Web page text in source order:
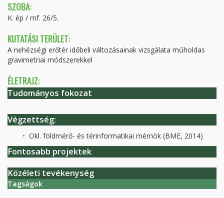
SZOBA:
K. ép / mf. 26/5.
KUTATÁSI TERÜLET:
A nehézségi erőtér időbeli változásainak vizsgálata műholdas
gravimetriai módszerekkel
ÉLETRAJZ:
Tudományos fokozat
Végzettség:
Okl. földmérő- és térinformatikai mérnök (BME, 2014)
Fontosabb projektek
Közéleti tevékenység
Tagságok